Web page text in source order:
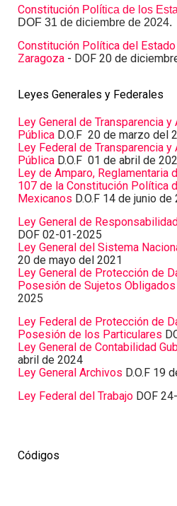
Constitución Política de los
DOF 31 de diciembre de 2024.
Constitución Política del
Zaragoza - DOF 20 de
Leyes Generales y Federales
Ley General de Transparencia
Pública D.O.F 20 de marzo del
Ley Federal de Transparencia
Pública D.O.F 01 de abril de
Ley de Amparo, Reglamentaria
107 de la Constitución Política
Mexicanos D.O.F 14 de junio de
Ley General de
DOF 02-01-2025
Ley General del Sistema
20 de mayo del 2021
Ley General de Protección de
Posesión de Sujetos Obligados
2025
Ley Federal de Protección de
Posesión de los Particulares
Ley General de Contabilidad
abril de 2024
Ley General Archivos D.O.F 19
Ley Federal del Trabajo DOF
Códigos